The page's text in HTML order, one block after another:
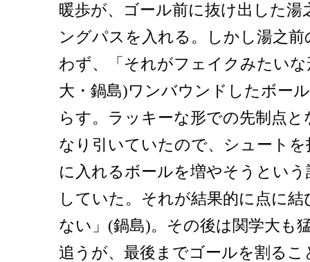
暖歩が、ゴール前に抜け出した湯
ングパスを入れる。しかし湯之
わず、「それがフェイクみたい
大・鍋島)ワンバウンドしたボー
らす。ラッキーな形での先制点
なり引いていたので、シュート
に入れるボールを増やそうとい
していた。それが結果的に点に
ない」(鍋島)。その後は関学大も
追うが、最後までゴールを割るこ